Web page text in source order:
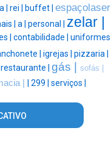
| rei | buffet | espaçolaser
| a | personal | zelar |
| contabilidade | uniformes
| igrejas | pizzaria |
restaurante | gás | sofás |
| | 299 | serviços |